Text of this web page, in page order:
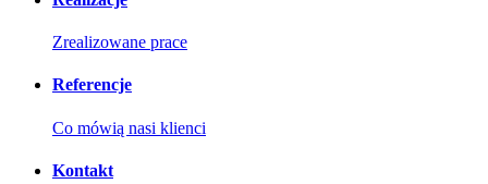
Zrealizowane prace
Referencje
Co mówią nasi klienci
Kontakt